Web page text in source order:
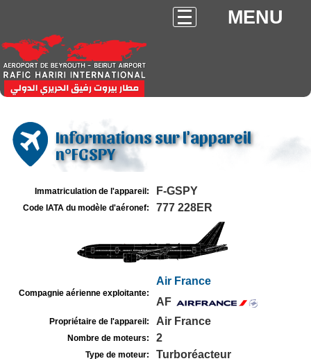
MENU
Informations sur l'appareil
n°FGSPY
Immatriculation de l'appareil: F-GSPY
Code IATA du modèle d'aéronef: 777 228ER
Compagnie aérienne exploitante:
Air France
AF
Propriétaire de l'appareil: Air France
Nombre de moteurs: 2
Type de moteur: Turboréacteur